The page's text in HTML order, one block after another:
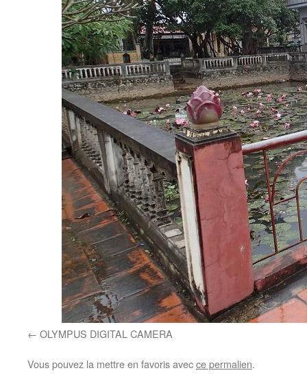
OLYMPUS DIGITAL CAMERA
Vous pouvez la mettre en favoris avecce permalien.